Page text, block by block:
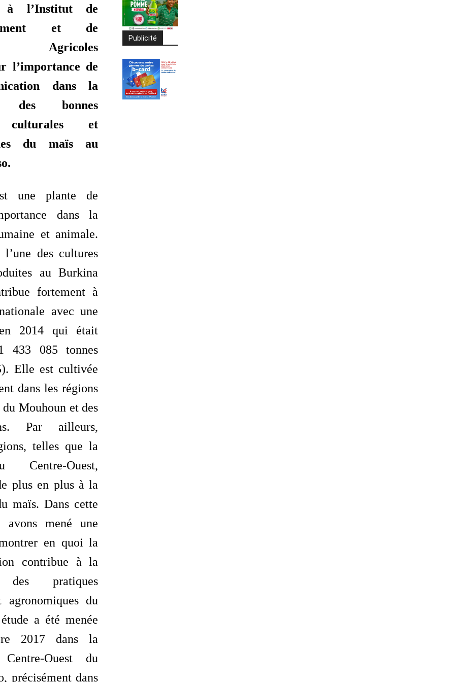
à l’Institut de
et de
Agricoles
l’importance de
dans la
des bonnes
culturales et
du maïs au
une plante de
dans la
et animale.
des cultures
au Burkina
fortement à
avec une
2014 qui était
433 085 tonnes
Elle est cultivée
dans les régions
Mouhoun et des
Par ailleurs,
telles que la
Ouest,
plus en plus à la
maïs. Dans cette
avons mené une
en quoi la
contribue à la
des pratiques
agronomiques du
a été menée
2017 dans la
Ouest du
précisément dans
Publicité